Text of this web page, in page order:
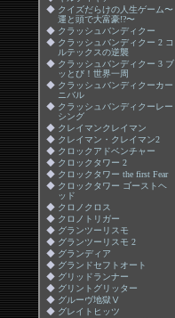
◆ クイズだらけの人生ゲーム〜
運と頭で大富豪!?〜
◆ クラッシュバンディクー
◆ クラッシュバンディクー 2 コ
ルテックスの逆襲
◆ クラッシュバンディクー 3 ブ
ッとび！世界一周
◆ クラッシュバンディクーカー
ニバル
◆ クラッシュバンディクーレー
シング
◆ クレイマンクレイマン
◆ クレイマン・クレイマン2
◆ クロックアドベンチャー
◆ クロックタワー 2
◆ クロックタワー the first Fear
◆ クロックタワー ゴーストヘ
ッド
◆ クロノクロス
◆ クロノトリガー
◆ グランツーリスモ
◆ グランツーリスモ 2
◆ グランディア
◆ グランドセフトオート
◆ グリッドランナー
◆ グリントグリッター
◆ グルーヴ地獄Ⅴ
◆ グレイトヒッツ